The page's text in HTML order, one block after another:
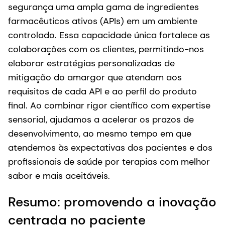
segurança uma ampla gama de ingredientes
farmacêuticos ativos (APIs) em um ambiente
controlado. Essa capacidade única fortalece as
colaborações com os clientes, permitindo-nos
elaborar estratégias personalizadas de
mitigação do amargor que atendam aos
requisitos de cada API e ao perfil do produto
final. Ao combinar rigor científico com expertise
sensorial, ajudamos a acelerar os prazos de
desenvolvimento, ao mesmo tempo em que
atendemos às expectativas dos pacientes e dos
profissionais de saúde por terapias com melhor
sabor e mais aceitáveis.
Resumo: promovendo a inovação
centrada no paciente